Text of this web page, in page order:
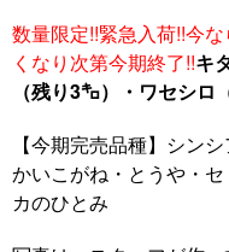
数量限定!!緊急入荷!!今
くなり次第今期終了!!キ
（残り3㌔）・ワセシロ
【今期完売品種】シン
かいこがね・とうや・
カのひとみ